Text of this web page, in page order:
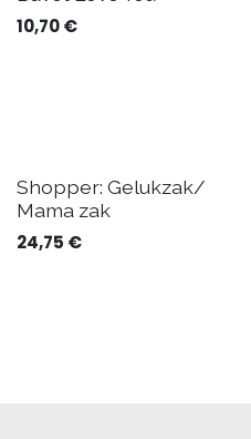
10,70€
Shopper: Gelukzak/
Mama zak
24,75 €